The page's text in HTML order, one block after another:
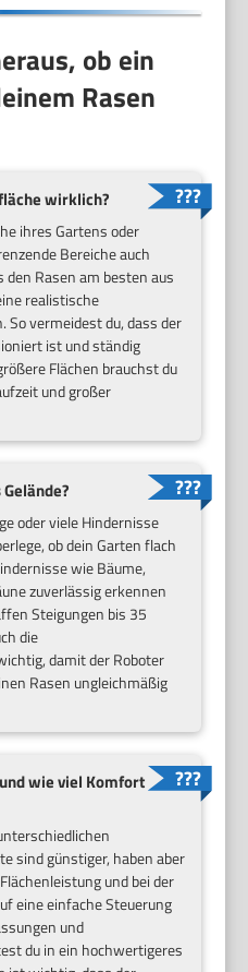
ob ein
Rasen
wirklich?
ihres Gartens oder
Bereiche auch
Rasen am besten aus
realistische
So vermeidest du, dass der
ist und ständig
Flächen brauchst du
und großer
oder viele Hindernisse
ob dein Garten flach
wie Bäume,
zuverlässig erkennen
Steigungen bis 35
die
damit der Roboter
Rasen ungleichmäßig
wie viel Komfort
sind günstiger, haben aber
und bei der
eine einfache Steuerung
und
du in ein hochwertigeres